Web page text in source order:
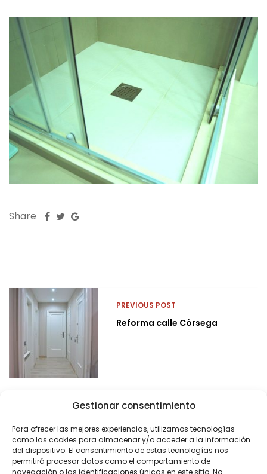
Gestionar consentimiento
Para ofrecer las mejores experiencias, utilizamos tecnologías
como las cookies para almacenar y/o acceder a la información
del dispositivo. El consentimiento de estas tecnologías nos
permitirá procesar datos como el comportamiento de
navegación o las identificaciones únicas en este sitio. No
Share
PREVIOUS POST
Reforma calle Còrsega